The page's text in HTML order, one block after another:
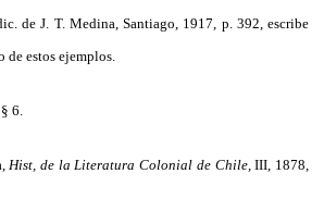
de J. T. Medina, Santiago, 1917, p. 392, escribe
de estos ejemplos.
6.
Hist,de la Literatura Colonial de Chile,III, 1878,